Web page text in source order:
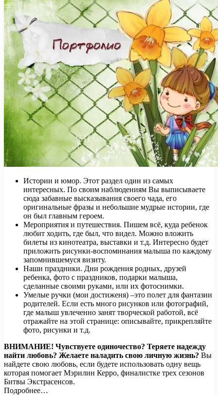
Истории и юмор. Этот раздел один из самых
интересных. По своим наблюдениям Вы выписываете
сюда забавные высказывания своего чада, его
оригинальные фразы и небольшие мудрые истории, где
он был главным героем.
Мероприятия и путешествия. Пишем всё, куда ребенок
любит ходить, где был, что видел. Можно вложить
билеты из кинотеатра, выставки и т.д. Интересно будет
приложить рисунки-воспоминания малыша по каждому
запомнившемуся визиту.
Наши праздники. Дни рождения родных, друзей
ребенка, фото с праздников, подарки малыша,
сделанные своими руками, или их фотоснимки.
Умелые ручки (мои достиженя) –это полет для фантазии
родителей. Если есть много рисунков или фотографий,
где малыш увлеченно занят творческой работой, всё
отражайте на этой странице: описывайте, прикрепляйте
фото, рисунки и т.д.
ВНИМАНИЕ! Чувствуете одиночество? Теряете надежду
найти любовь? Желаете наладить свою личную жизнь? Вы
найдете свою любовь, если будете использовать одну вещь
которая помогает Мэрилин Керро, финалистке трех сезонов
Битвы Экстрасенсов.
Подробнее…